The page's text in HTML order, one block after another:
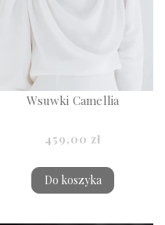
Wsuwki Camellia
459,00 zł
Do koszyka